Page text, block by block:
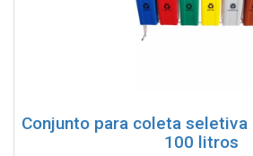
Conjunto para coleta
100 litros